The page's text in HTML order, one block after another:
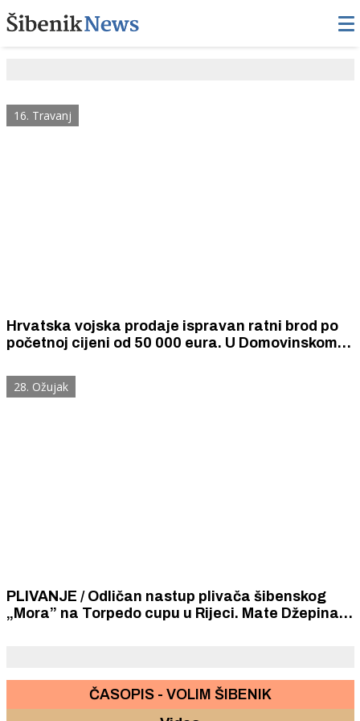
16. Travanj
Hrvatska vojska prodaje ispravan ratni brod po
početnoj cijeni od 50 000 eura. U Domovinskom
brodograditelji.
28. Ožujak
PLIVANJE / Odličan nastup plivača šibenskog
„Mora” na Torpedo cupu u Rijeci. Mate Džepina,
ČASOPIS - VOLIM ŠIBENIK